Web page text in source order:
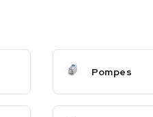
Pompes